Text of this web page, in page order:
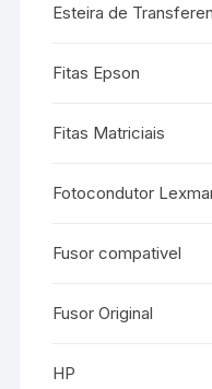
Esteira de
Fitas Epson
Fitas Matriciais
Fotocondutor
Fusor compativel
Fusor Original
HP